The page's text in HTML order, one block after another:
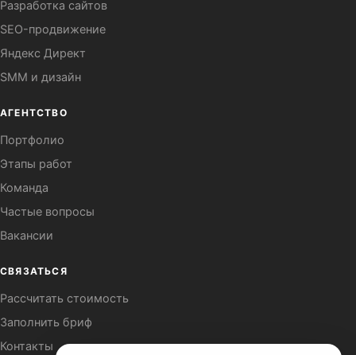
Разработка сайтов
SEO-продвижение
Яндекс Директ
SMM и дизайн
АГЕНТСТВО
Портфолио
Этапы работ
Команда
Частые вопросы
Вакансии
СВЯЗАТЬСЯ
Рассчитать стоимость
Заполнить бриф
Контакты